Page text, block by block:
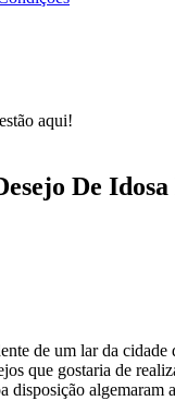
aqui!
De
de um lar da
que gostaria de
disposição